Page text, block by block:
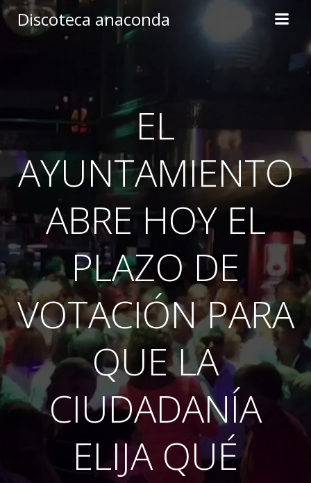
to
Discoteca anaconda
EL
AYUNTAMIENTO
ABRE HOY EL
PLAZO DE
VOTACIÓN PARA
QUE LA
CIUDADANÍA
ELIJA QUÉ